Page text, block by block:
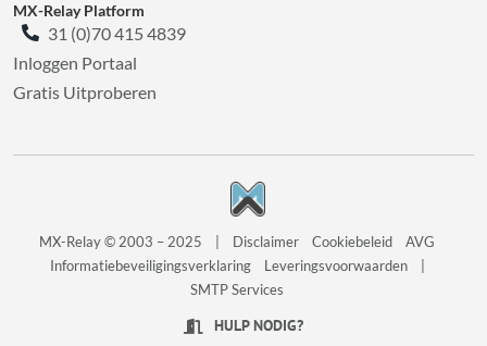
MX-Relay Platform
31 (0)70 415 4839
Inloggen Portaal
Gratis Uitproberen
MX-Relay © 2003 – 2025 Disclaimer Cookiebeleid
AVG
Informatiebeveiligingsverklaring
Leveringsvoorwaarden
SMTP Services
HULP NODIG?